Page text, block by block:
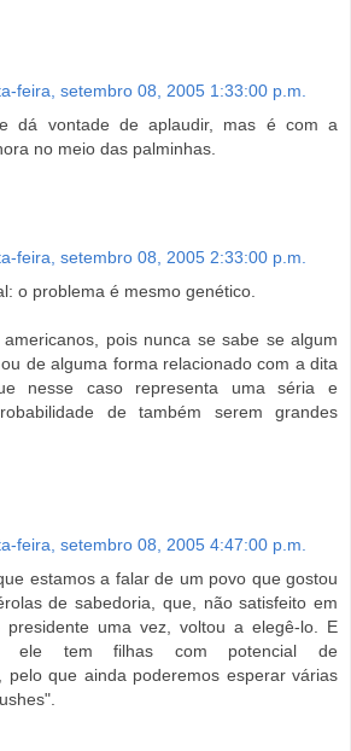
feira, setembro 08, 2005 1:33:00 p.m.
dá vontade de aplaudir, mas é com a
no meio das palminhas.
feira, setembro 08, 2005 2:33:00 p.m.
o problema é mesmo genético.
americanos, pois nunca se sabe se algum
de alguma forma relacionado com a dita
nesse caso representa uma séria e
de também serem grandes
feira, setembro 08, 2005 4:47:00 p.m.
estamos a falar de um povo que gostou
de sabedoria, que, não satisfeito em
uma vez, voltou a elegê-lo. E
ele tem filhas com potencial de
pelo que ainda poderemos esperar várias